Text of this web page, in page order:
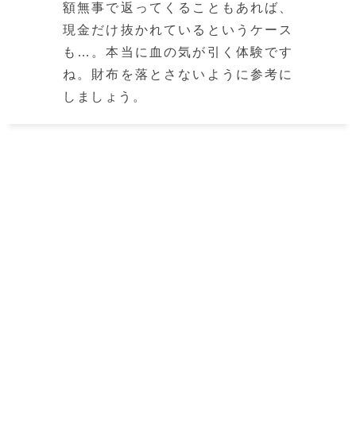
額無事で返ってくることもあれば、
現金だけ抜かれているというケース
も…。本当に血の気が引く体験です
ね。財布を落とさないように参考に
しましょう。